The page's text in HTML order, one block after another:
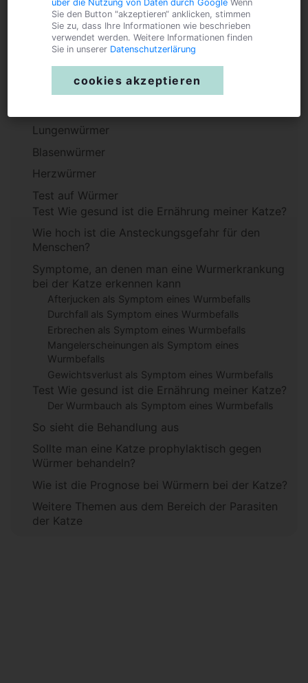
Spulwürmer
Hakenwürmer
Bandwürmer
Katzenleberegel
Lungenwürmer
Blasenwürmer
Herzwürmer
Test auf Würmer
Test Wie gesund ist die Ernährung meiner Katze?
Wie hoch ist die Ansteckungsgefahr für den
Menschen?
Symptome, an denen man eine Wurmerkrankung
bei der Katze erkennen kann
Afterjucken als Symptom eines Wurmbefalls
Durchfall als Symptom eines Wurmbefalls
Erbrechen als Symptom eines Wurmbefalls
Mangelerscheinungen als Symptom eines
Wurmbefalls
Gewichtsverlust als Symptom eines Wurmbefalls
Test Wie gesund ist die Ernährung meiner Katze?
Der Wurmbauch als Symptom eines Wurmbefalls
So sieht die Behandlung aus
Sollte man eine Katze prophylaktisch gegen
Würmer behandeln?
Wie ist die Prognose bei Würmern bei der Katze?
Weitere Themen aus dem Bereich der Parasiten
der Katze
über die Nutzung von Daten durch Google Wenn
Sie den Button "akzeptieren“ anklicken, stimmen
Sie zu, dass Ihre Informationen wie beschrieben
verwendet werden. Weitere Informationen finden
Sie in unserer Datenschutzerlärung
cookies akzeptieren